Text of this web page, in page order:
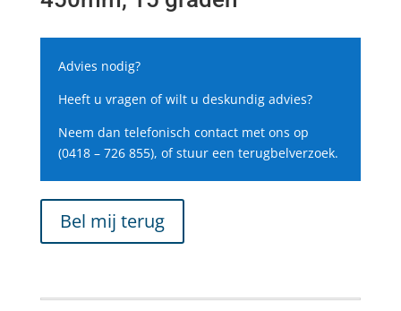
Advies nodig?
Heeft u vragen of wilt u deskundig advies?
Neem dan telefonisch contact met ons op
(0418 – 726 855), of stuur een terugbelverzoek.
Bel mij terug